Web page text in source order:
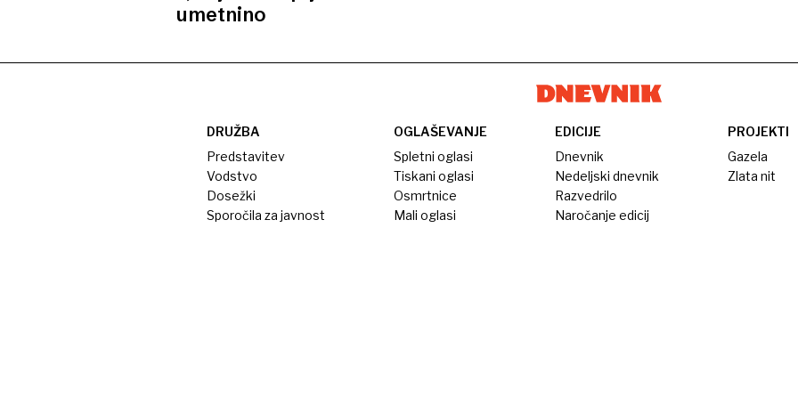
umetnino
DRUŽBA
Predstavitev
Vodstvo
Dosežki
Sporočila za javnost
OGLAŠEVANJE
Spletni oglasi
Tiskani oglasi
Osmrtnice
Mali oglasi
EDICIJE
Dnevnik
Nedeljski dnevnik
Razvedrilo
Naročanje edicij
PROJEKTI
Gazela
Zlata nit